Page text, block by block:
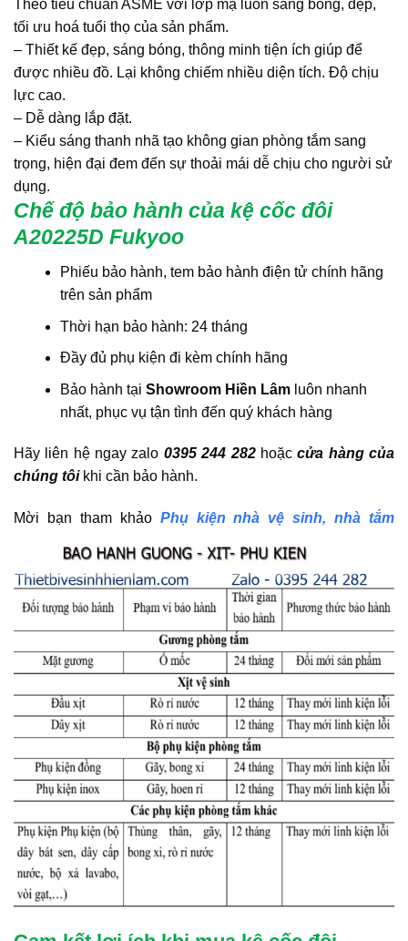
Theo tiêu chuẩn ASME với lớp mạ luôn sáng bóng, đẹp,
tối ưu hoá tuổi thọ của sản phẩm.
– Thiết kế đẹp, sáng bóng, thông minh tiện ích giúp để
được nhiều đồ. Lại không chiếm nhiều diện tích. Độ chịu
lực cao.
– Dễ dàng lắp đặt.
– Kiểu sáng thanh nhã tạo không gian phòng tắm sang
trọng, hiện đại đem đến sự thoải mái dễ chịu cho người sử
dụng.
Chế độ bảo hành của kệ cốc đôi
A20225D Fukyoo
Phiếu bảo hành, tem bảo hành điện tử chính hãng
trên sản phẩm
Thời hạn bảo hành: 24 tháng
Đầy đủ phụ kiện đi kèm chính hãng
Bảo hành tại Showroom Hiền Lâmluôn nhanh
nhất, phục vụ tận tình đến quý khách hàng
Hãy liên hệ ngay zalo 0395 244 282hoặccửa hàng của
chúng tôikhi cần bảo hành.
Mời bạn tham khảo Phụ kiện nhà vệ sinh, nhà tắm